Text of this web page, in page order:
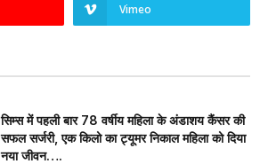
Vimeo
सिम्स में पहली बार 78 वर्षीय महिला के अंडाशय कैंसर की
सफल सर्जरी, एक किलो का ट्यूमर निकाल महिला को दिया
नया जीवन….